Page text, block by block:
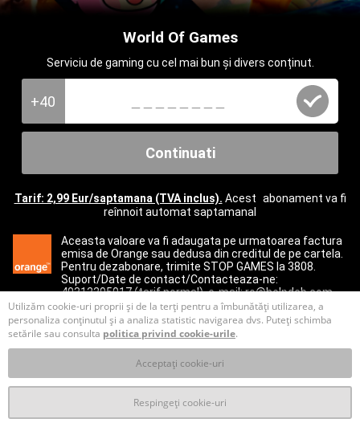
Utilizăm cookie-uri proprii și de la terți pentru a îmbunătăți utilizarea, a
personaliza conținutul și a analiza statistic navigarea dvs. Puteți schimba
setările sau consulta politica privind cookie-urile.
Acceptați cookie-uri
Respingeți cookie-uri
World Of Games
Serviciu de gaming cu cel mai bun și divers conținut.
+40
Continuati
Tarif: 2,99 Eur/saptamana (TVA inclus). Acest abonament va fi
reînnoit automat saptamanal
Aceasta valoare va fi adaugata pe urmatoarea factura
emisa de Orange sau dedusa din creditul de pe cartela.
Pentru dezabonare, trimite STOP GAMES la 3808.
Suport/Date de contact/Contacteaza-ne:
40312295017(tarif normal), e-mail:ro@helpdcb.com
T&C Prelucrare datelor personale